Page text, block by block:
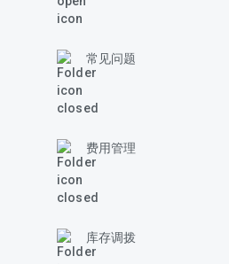
常见问题
费用管理
库存调拨